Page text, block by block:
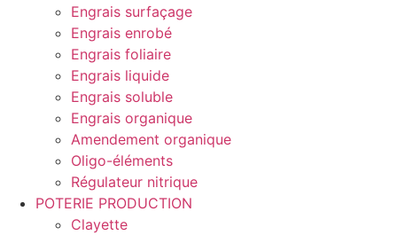
Engrais surfaçage
Engrais enrobé
Engrais foliaire
Engrais liquide
Engrais soluble
Engrais organique
Amendement organique
Oligo-éléments
Régulateur nitrique
POTERIE PRODUCTION
Clayette